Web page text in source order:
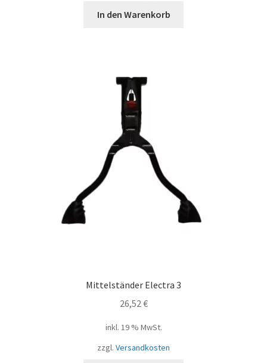
In den Warenkorb
Mittelständer Electra 3
26,52 €
inkl. 19 % MwSt.
zzgl. Versandkosten